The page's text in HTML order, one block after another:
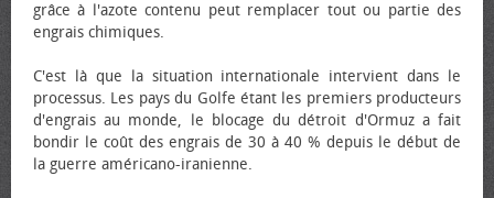
grâce à l'azote contenu peut remplacer tout ou partie des
engrais chimiques.
C'est là que la situation internationale intervient dans le
processus. Les pays du Golfe étant les premiers producteurs
d'engrais au monde, le blocage du détroit d'Ormuz a fait
bondir le coût des engrais de 30 à 40 % depuis le début de
la guerre américano-iranienne.